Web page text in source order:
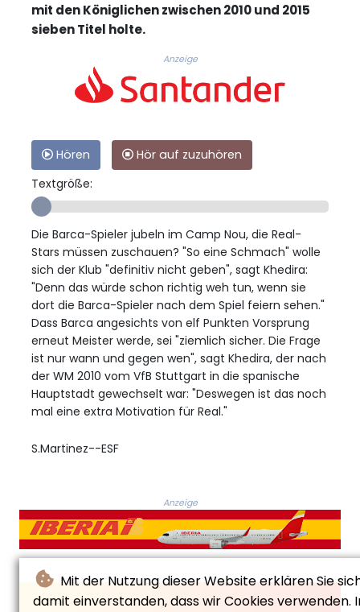
Mit der Nutzung dieser Website erklären Sie
damit einverstanden, dass wir Cookies verwenden.
mit den Königlichen zwischen 2010 und 2015
sieben Titel holte.
Anzeige
Hören
Hör auf zuzuhören
Textgröße:
Die Barca-Spieler jubeln im Camp Nou, die Real-
Stars müssen zuschauen? "So eine Schmach" wolle
sich der Klub "definitiv nicht geben", sagt Khedira:
"Denn das würde schon richtig weh tun, wenn sie
dort die Barca-Spieler nach dem Spiel feiern sehen."
Dass Barca angesichts von elf Punkten Vorsprung
erneut Meister werde, sei "ziemlich sicher. Die Frage
ist nur wann und gegen wen", sagt Khedira, der nach
der WM 2010 vom VfB Stuttgart in die spanische
Hauptstadt gewechselt war: "Deswegen ist das noch
mal eine extra Motivation für Real."
S.Martinez--ESF
Anzeige